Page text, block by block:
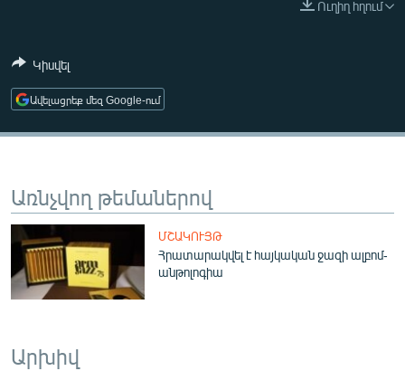
ՄԵԿՆԱԲԱՆՈՒԹՅՈՒՆ
ԱՐԽԻՎ
ՏԵՍԱՆՅՈՒԹԵՐ
ԲԱՆԱՎԵՃ
Ուղիղ հղում
Կիսվել
Ավելացրեք մեզ Google-ում
Առնչվող թեմաներով
ՄՇԱԿՈՒՅԹ
Հրատարակվել է հայկական ջազի ալբոմ-
անթոլոգիա
Արխիվ